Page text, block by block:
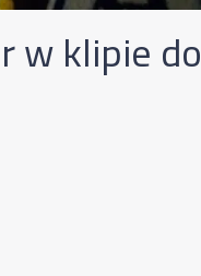
w klipie do